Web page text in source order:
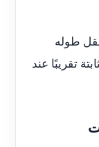
طوله
تقريبًا عند